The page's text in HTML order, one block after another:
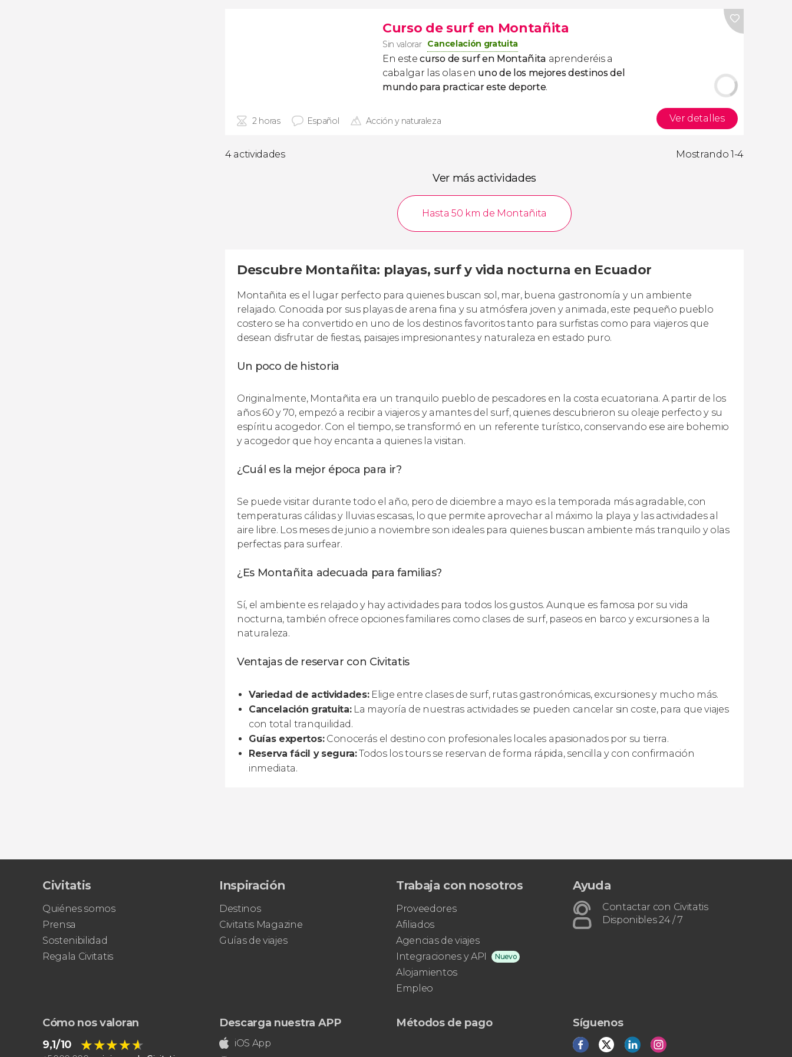
Curso de surf en Montañita
Sin valorar Cancelación gratuita
En este curso de surf en Montañita aprenderéis a
cabalgar las olas en uno de los mejores destinos del
mundo para practicar este deporte.
2 horas Español Acción y naturaleza Ver detalles
4 actividades Mostrando 1-4
Ver más actividades
Hasta 50 km de Montañita
Descubre Montañita: playas, surf y vida nocturna en Ecuador
Montañita es el lugar perfecto para quienes buscan sol, mar, buena gastronomía y un ambiente
relajado. Conocida por sus playas de arena fina y su atmósfera joven y animada, este pequeño pueblo
costero se ha convertido en uno de los destinos favoritos tanto para surfistas como para viajeros que
desean disfrutar de fiestas, paisajes impresionantes y naturaleza en estado puro.
Un poco de historia
Originalmente, Montañita era un tranquilo pueblo de pescadores en la costa ecuatoriana. A partir de los
años 60 y 70, empezó a recibir a viajeros y amantes del surf, quienes descubrieron su oleaje perfecto y su
espíritu acogedor. Con el tiempo, se transformó en un referente turístico, conservando ese aire bohemio
y acogedor que hoy encanta a quienes la visitan.
¿Cuál es la mejor época para ir?
Se puede visitar durante todo el año, pero de diciembre a mayo es la temporada más agradable, con
temperaturas cálidas y lluvias escasas, lo que permite aprovechar al máximo la playa y las actividades al
aire libre. Los meses de junio a noviembre son ideales para quienes buscan ambiente más tranquilo y olas
perfectas para surfear.
¿Es Montañita adecuada para familias?
Sí, el ambiente es relajado y hay actividades para todos los gustos. Aunque es famosa por su vida
nocturna, también ofrece opciones familiares como clases de surf, paseos en barco y excursiones a la
naturaleza.
Ventajas de reservar con Civitatis
Variedad de actividades:Elige entre clases de surf, rutas gastronómicas, excursiones y mucho más.
Cancelación gratuita:La mayoría de nuestras actividades se pueden cancelar sin coste, para que viajes
con total tranquilidad.
Guías expertos:Conocerás el destino con profesionales locales apasionados por su tierra.
Reserva fácil y segura:Todos los tours se reservan de forma rápida, sencilla y con confirmación
inmediata.
Civitatis
Quiénes somos
Prensa
Sostenibilidad
Regala Civitatis
Inspiración
Destinos
Civitatis Magazine
Guías de viajes
Trabaja con nosotros
Proveedores
Afiliados
Agencias de viajes
Integraciones y API
Nuevo
Alojamientos
Empleo
Ayuda
Contactar con Civitatis
Disponibles 24 / 7
Cómo nos valoran
9,1/10
★★★★★
★★★★★
Descarga nuestra APP
iOS App
Métodos de pago Síguenos